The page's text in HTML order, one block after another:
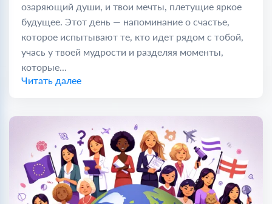
озаряющий души, и твои мечты, плетущие яркое
будущее. Этот день — напоминание о счастье,
которое испытывают те, кто идет рядом с тобой,
учась у твоей мудрости и разделяя моменты,
которые...
Читать далее